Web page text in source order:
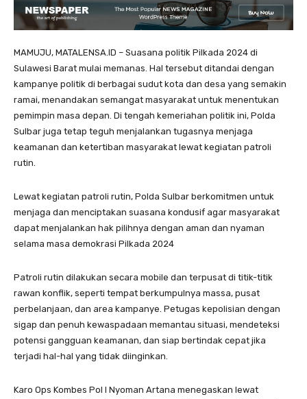
MAMUJU, MATALENSA.ID – Suasana politik Pilkada 2024 di
Sulawesi Barat mulai memanas. Hal tersebut ditandai dengan
kampanye politik di berbagai sudut kota dan desa yang semakin
ramai, menandakan semangat masyarakat untuk menentukan
pemimpin masa depan. Di tengah kemeriahan politik ini, Polda
Sulbar juga tetap teguh menjalankan tugasnya menjaga
keamanan dan ketertiban masyarakat lewat kegiatan patroli
rutin.
Lewat kegiatan patroli rutin, Polda Sulbar berkomitmen untuk
menjaga dan menciptakan suasana kondusif agar masyarakat
dapat menjalankan hak pilihnya dengan aman dan nyaman
selama masa demokrasi Pilkada 2024
Patroli rutin dilakukan secara mobile dan terpusat di titik-titik
rawan konflik, seperti tempat berkumpulnya massa, pusat
perbelanjaan, dan area kampanye. Petugas kepolisian dengan
sigap dan penuh kewaspadaan memantau situasi, mendeteksi
potensi gangguan keamanan, dan siap bertindak cepat jika
terjadi hal-hal yang tidak diinginkan.
Karo Ops Kombes Pol I Nyoman Artana menegaskan lewat